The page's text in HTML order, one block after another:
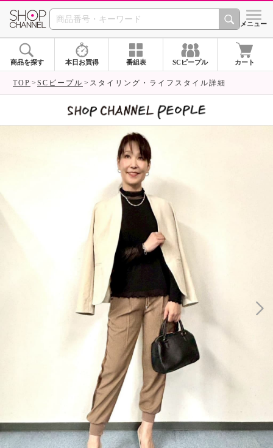
SHOP CHANNEL シメニュー
商品を探す 本日お買得 番組表 SCピープル カート
TOP SCピープル スタイリング・ライフスタイル詳細